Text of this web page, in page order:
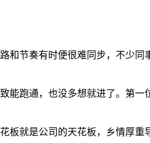
和节奏有时便很难同步，不少同
能跑通，也没多想就进了。第一
就是公司的天花板，乡情厚重